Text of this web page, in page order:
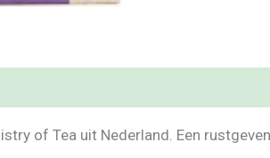
of Tea uit Nederland. Een